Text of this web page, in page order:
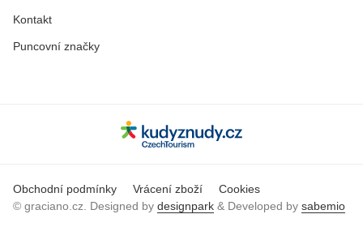
Kontakt
Puncovní značky
Obchodní podmínky Vrácení zboží
Cookies
© graciano.cz. Designed by designpark & Developed by sabemio